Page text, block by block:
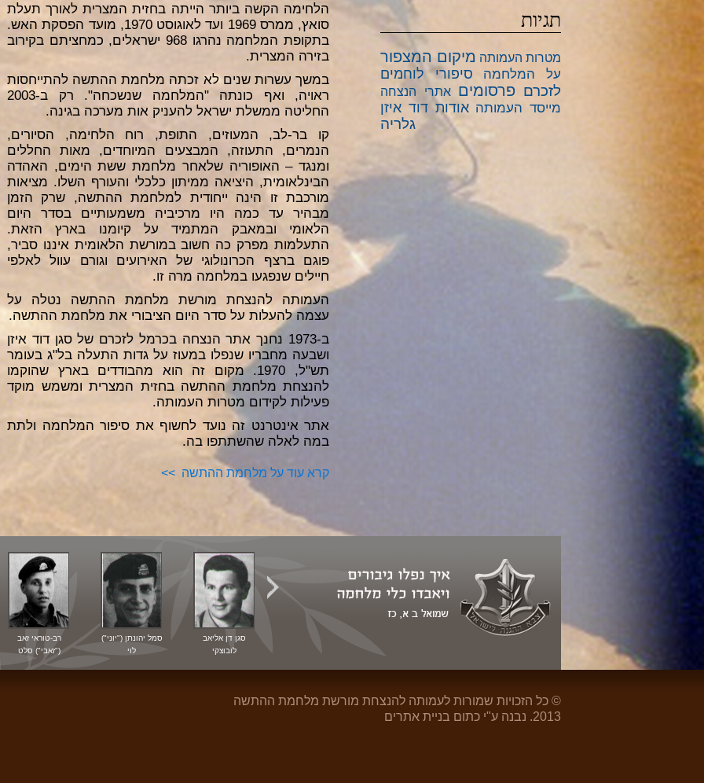
תגיות
מטרות העמותה מיקום המצפור
על המלחמה סיפורי לוחמים
לזכרם פרסומים אתרי הנצחה
מייסד העמותה אודות דוד איזן
גלריה
הלחימה הקשה ביותר הייתה בחזית המצרית לאורך תעלת
סואץ, ממרס 1969 ועד לאוגוסט 1970, מועד הפסקת האש.
בתקופת המלחמה נהרגו 968 ישראלים, כמחציתם בקירוב
בזירה המצרית.
במשך עשרות שנים לא זכתה מלחמת ההתשה להתייחסות
ראויה, ואף כונתה "המלחמה שנשכחה". רק ב-2003
החליטה ממשלת ישראל להעניק אות מערכה בגינה.
קו בר-לב, המעוזים, התופת, רוח הלחימה, הסיורים,
הנמרים, התעוזה, המבצעים המיוחדים, מאות החללים
ומנגד – האופוריה שלאחר מלחמת ששת הימים, האהדה
הבינלאומית, היציאה ממיתון כלכלי והעורף השלו. מציאות
מורכבת זו הינה ייחודית למלחמת ההתשה, שרק הזמן
מבהיר עד כמה היו מרכיביה משמעותיים בסדר היום
הלאומי ובמאבק המתמיד על קיומנו בארץ הזאת.
התעלמות מפרק כה חשוב במורשת הלאומית איננו סביר,
פוגם ברצף הכרונולוגי של האירועים וגורם עוול לאלפי
חיילים שנפגעו במלחמה מרה זו.
העמותה להנצחת מורשת מלחמת ההתשה נטלה על
עצמה להעלות על סדר היום הציבורי את מלחמת ההתשה.
ב-1973 נחנך אתר הנצחה בכרמל לזכרם של סגן דוד איזן
ושבעה מחבריו שנפלו במעוז על גדות התעלה בל"ג בעומר
תש"ל, 1970. מקום זה הוא מהבודדים בארץ שהוקמו
להנצחת מלחמת ההתשה בחזית המצרית ומשמש מוקד
פעילות לקידום מטרות העמותה.
אתר אינטרנט זה נועד לחשוף את סיפור המלחמה ולתת
במה לאלה שהשתתפו בה.
קרא עוד על מלחמת ההתשה >>
רב-טוראי זאב
("זאבי") סלט
סמל יהונתן ("יוני")
לוי
סגן דן אליאב
לובוצקי
טוראי מתתיהו
רב-טוראי הלל הדר
© כל הזכויות שמורות לעמותה להנצחת מורשת מלחמת ההתשה
2013. נבנה ע"י כתום
בניית אתרים